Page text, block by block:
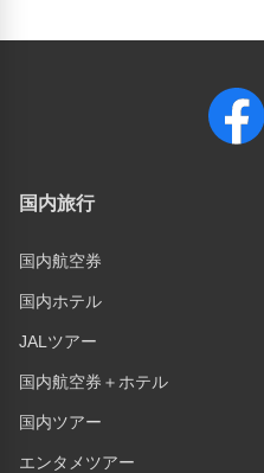
国内旅行
国内航空券
国内ホテル
JALツアー
国内航空券＋ホテル
国内ツアー
エンタメツアー